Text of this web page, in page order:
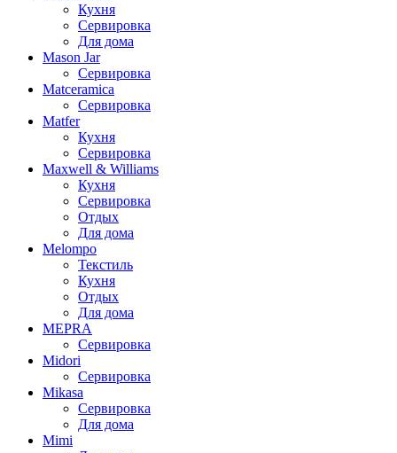
Кухня
Сервировка
Для дома
Mason Jar
Сервировка
Matceramica
Сервировка
Matfer
Кухня
Сервировка
Maxwell & Williams
Кухня
Сервировка
Отдых
Для дома
Melompo
Текстиль
Кухня
Отдых
Для дома
MEPRA
Сервировка
Midori
Сервировка
Mikasa
Сервировка
Для дома
Mimi